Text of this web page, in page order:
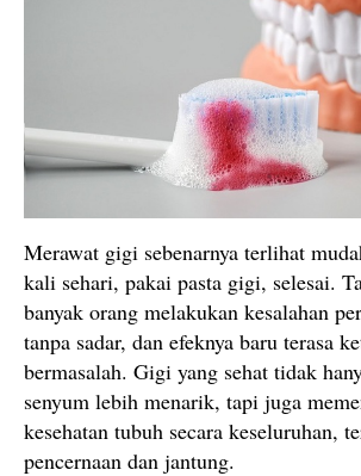
Merawat gigi sebenarnya terlihat
kali sehari, pakai pasta gigi, selesai.
banyak orang melakukan kesalahan
tanpa sadar, dan efeknya baru terasa
bermasalah. Gigi yang sehat tidak
senyum lebih menarik, tapi juga
kesehatan tubuh secara keseluruhan,
pencernaan dan jantung.